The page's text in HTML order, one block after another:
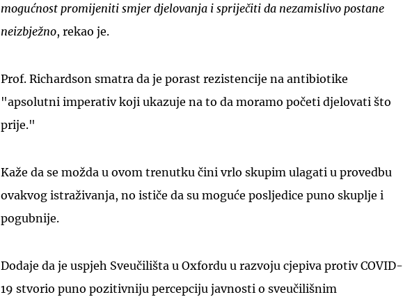
mogućnost promijeniti smjer djelovanja i spriječiti da nezamislivo postane
neizbježno, rekao je.
Prof. Richardson smatra da je porast rezistencije na antibiotike
"apsolutni imperativ koji ukazuje na to da moramo početi djelovati što
prije."
Kaže da se možda u ovom trenutku čini vrlo skupim ulagati u provedbu
ovakvog istraživanja, no ističe da su moguće posljedice puno skuplje i
pogubnije.
Dodaje da je uspjeh Sveučilišta u Oxfordu u razvoju cjepiva protiv COVID-
19 stvorio puno pozitivniju percepciju javnosti o sveučilišnim